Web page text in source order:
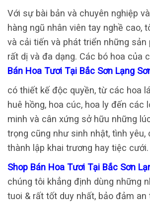
Với sự bài bản và chuyên nghiệp
hàng ngũ nhân viên tay nghề cao,
và cải tiến và phát triển những sản
rất dị và đa dạng. Các bó hoa của
Bán Hoa Tươi Tại Bắc Sơn Lạng
có thiết kế độc quyền, từ các hoa
huê hồng, hoa cúc, hoa ly đến các
minh và cân xứng sở hữu những
trọng cũng như sinh nhật, tình yêu,
thành lập khai trương hay tiệc cưới.
Shop Bán Hoa Tươi Tại Bắc Sơn
chúng tôi khẳng định dùng những
tuoi & rất tốt duy nhất, bảo đảm